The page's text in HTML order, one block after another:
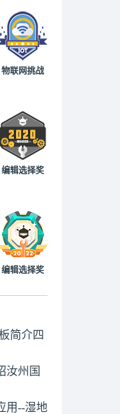
物联网挑战
编辑选择奖
编辑选择奖
简介四
汝州国
用--湿地